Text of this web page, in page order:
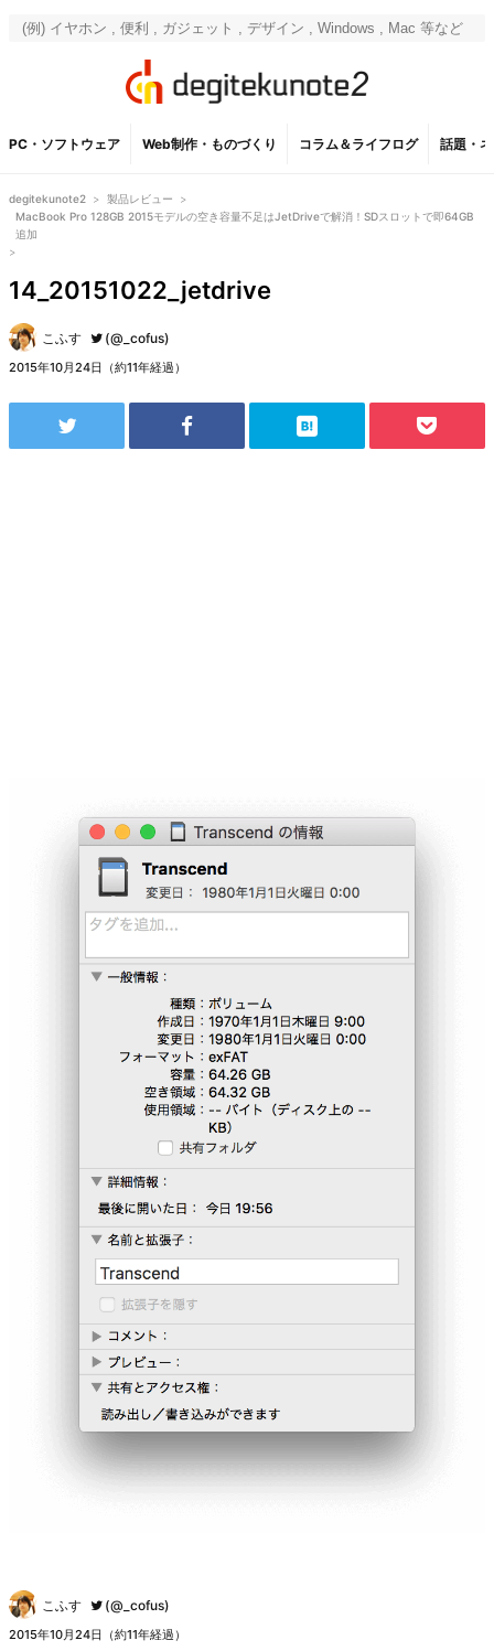
PC・ソフトウェア Web制作・ものづくり コラム＆ライフログ 話題・
degitekunote2 > 製品レビュー
>
MacBook Pro 128GB 2015モデルの空き容量不足はJetDriveで解消！SDスロットで即64GB
追加
>
14_20151022_jetdrive
こふす (@_cofus)
2015年10月24日（約11年経過）
こふす (@_cofus)
2015年10月24日（約11年経過）